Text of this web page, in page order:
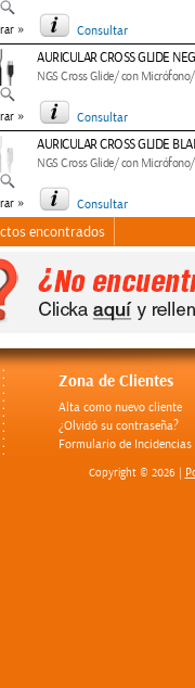
» Consultar
»
AURICULAR CROSS GLIDE
NGS Cross Glide/ con
Consultar
»
AURICULAR CROSS GLIDE
NGS Cross Glide/ con
Consultar
encontrados
Zona de Clientes
Alta como nuevo cliente
¿Olvidó su contraseña?
Formulario de Incidencias
Copyright © 2026 |